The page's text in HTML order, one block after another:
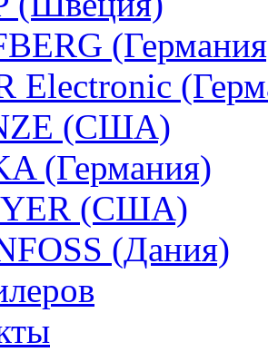
Electronic
(США)
(Германия)
(США)
(Дания)